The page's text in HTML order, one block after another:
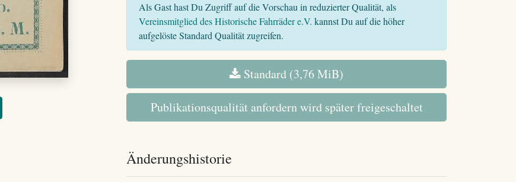
Als Gast hast Du Zugriff auf die Vorschau in reduzierter Qualität, als
Vereinsmitglied des Historische Fahrräder e.V. kannst Du auf die höher
aufgelöste Standard Qualität zugreifen.
Standard (3,76 MiB)
Publikationsqualität anfordern wird später freigeschaltet
Änderungshistorie